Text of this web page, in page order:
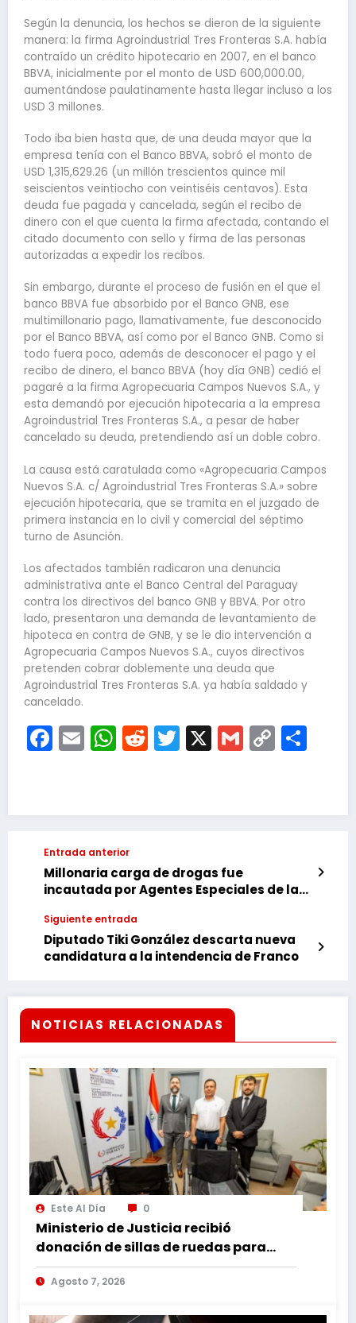
Según la denuncia, los hechos se dieron de la siguiente
manera: la firma Agroindustrial Tres Fronteras S.A. había
contraído un crédito hipotecario en 2007, en el banco
BBVA, inicialmente por el monto de USD 600,000.00,
aumentándose paulatinamente hasta llegar incluso a los
USD 3 millones.
Todo iba bien hasta que, de una deuda mayor que la
empresa tenía con el Banco BBVA, sobró el monto de
USD 1,315,629.26 (un millón trescientos quince mil
seiscientos veintiocho con veintiséis centavos). Esta
deuda fue pagada y cancelada, según el recibo de
dinero con el que cuenta la firma afectada, contando el
citado documento con sello y firma de las personas
autorizadas a expedir los recibos.
Sin embargo, durante el proceso de fusión en el que el
banco BBVA fue absorbido por el Banco GNB, ese
multimillonario pago, llamativamente, fue desconocido
por el Banco BBVA, así como por el Banco GNB. Como si
todo fuera poco, además de desconocer el pago y el
recibo de dinero, el banco BBVA (hoy día GNB) cedió el
pagaré a la firma Agropecuaria Campos Nuevos S.A., y
esta demandó por ejecución hipotecaria a la empresa
Agroindustrial Tres Fronteras S.A., a pesar de haber
cancelado su deuda, pretendiendo así un doble cobro.
La causa está caratulada como «Agropecuaria Campos
Nuevos S.A. c/ Agroindustrial Tres Fronteras S.A.» sobre
ejecución hipotecaria, que se tramita en el juzgado de
primera instancia en lo civil y comercial del séptimo
turno de Asunción.
Los afectados también radicaron una denuncia
administrativa ante el Banco Central del Paraguay
contra los directivos del banco GNB y BBVA. Por otro
lado, presentaron una demanda de levantamiento de
hipoteca en contra de GNB, y se le dio intervención a
Agropecuaria Campos Nuevos S.A., cuyos directivos
pretenden cobrar doblemente una deuda que
Agroindustrial Tres Fronteras S.A. ya había saldado y
cancelado.
Facebook
EmailWhatsApp
Reddit
Twitter
X Gmail
Copy
Link
Entrada anterior
Millonaria carga de drogas fue
incautada por Agentes Especiales de la
Siguiente entrada
Diputado Tiki González descarta nueva
candidatura a la intendencia de Franco
NOTICIAS RELACIONADAS
Este Al Día 0
Ministerio de Justicia recibió
donación de sillas de ruedas para
internos vulnerables
Agosto 7, 2026